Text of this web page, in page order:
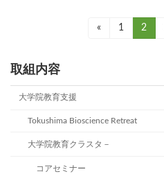
稿
の
ペ
«
固
1
固
定
2
取組内容
大学院教育支援
Tokushima Bioscience Retreat
大学院教育クラスタ－
コアセミナー